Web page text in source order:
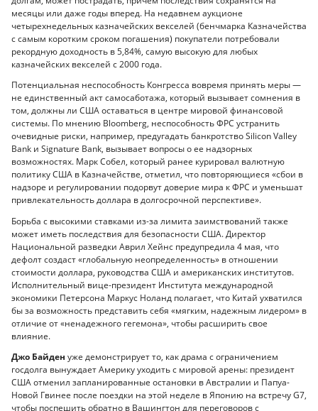
месяцы или даже годы вперед. На недавнем аукционе
четырехнедельных казначейских векселей (бенчмарка Казначейства
с самым коротким сроком погашения) покупатели потребовали
рекордную доходность в 5,84%, самую высокую для любых
казначейских векселей с 2000 года.
Потенциальная неспособность Конгресса вовремя принять меры —
не единственный акт самосаботажа, который вызывает сомнения в
том, должны ли США оставаться в центре мировой финансовой
системы. По мнению Bloomberg, неспособность ФРС устранить
очевидные риски, например, предугадать банкротство Silicon Valley
Bank и Signature Bank, вызывает вопросы о ее надзорных
возможностях. Марк Собел, который ранее курировал валютную
политику США в Казначействе, отметил, что повторяющиеся «сбои в
надзоре и регулировании подорвут доверие мира к ФРС и уменьшат
привлекательность доллара в долгосрочной перспективе».
Борьба с высокими ставками из-за лимита заимствований также
может иметь последствия для безопасности США. Директор
Национальной разведки Аврил Хейнс предупредила 4 мая, что
дефолт создаст «глобальную неопределенность» в отношении
стоимости доллара, руководства США и американских институтов.
Исполнительный вице-президент Института международной
экономики Петерсона Маркус Ноланд полагает, что Китай ухватился
бы за возможность представить себя «мягким, надежным лидером» в
отличие от «ненадежного гегемона», чтобы расширить свое
влияние.
Джо Байден уже демонстрирует то, как драма с ограничением
госдолга вынуждает Америку уходить с мировой арены: президент
США отменил запланированные остановки в Австралии и Папуа-
Новой Гвинее после поездки на этой неделе в Японию на встречу G7,
чтобы поспешить обратно в Вашингтон для переговоров с